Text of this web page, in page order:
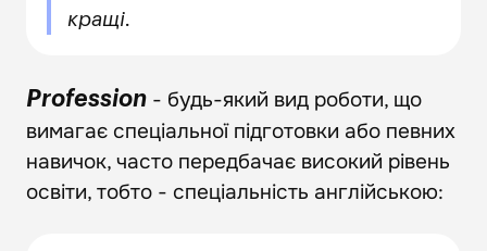
кращі.
Profession- будь-який вид роботи, що
вимагає спеціальної підготовки або певних
навичок, часто передбачає високий рівень
освіти, тобто - спеціальність англійською: